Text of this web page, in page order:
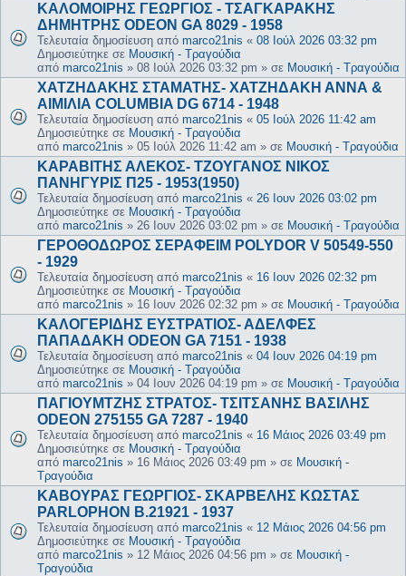
ΚΑΛΟΜΟΙΡΗΣ ΓΕΩΡΓΙΟΣ - ΤΣΑΓΚΑΡΑΚΗΣ
ΔΗΜΗΤΡΗΣ ODEON GA 8029 - 1958
Τελευταία δημοσίευση από marco21nis « 08 Ιούλ 2026 03:32 pm
Δημοσιεύτηκε σε Μουσική - Τραγούδια
από marco21nis » 08 Ιούλ 2026 03:32 pm » σε Μουσική - Τραγούδια
ΧΑΤΖΗΔΑΚΗΣ ΣΤΑΜΑΤΗΣ- ΧΑΤΖΗΔΑΚΗ ΑΝΝΑ &
ΑΙΜΙΛΙΑ COLUMBIA DG 6714 - 1948
Τελευταία δημοσίευση από marco21nis « 05 Ιούλ 2026 11:42 am
Δημοσιεύτηκε σε Μουσική - Τραγούδια
από marco21nis » 05 Ιούλ 2026 11:42 am » σε Μουσική - Τραγούδια
ΚΑΡΑΒΙΤΗΣ ΑΛΕΚΟΣ- ΤΖΟΥΓΑΝΟΣ ΝΙΚΟΣ
ΠΑΝΗΓΥΡΙΣ Π25 - 1953(1950)
Τελευταία δημοσίευση από marco21nis « 26 Ιουν 2026 03:02 pm
Δημοσιεύτηκε σε Μουσική - Τραγούδια
από marco21nis » 26 Ιουν 2026 03:02 pm » σε Μουσική - Τραγούδια
ΓΕΡΟΘΟΔΩΡΟΣ ΣΕΡΑΦΕΙΜ POLYDOR V 50549-550
- 1929
Τελευταία δημοσίευση από marco21nis « 16 Ιουν 2026 02:32 pm
Δημοσιεύτηκε σε Μουσική - Τραγούδια
από marco21nis » 16 Ιουν 2026 02:32 pm » σε Μουσική - Τραγούδια
ΚΑΛΟΓΕΡΙΔΗΣ ΕΥΣΤΡΑΤΙΟΣ- ΑΔΕΛΦΕΣ
ΠΑΠΑΔΑΚΗ ODEON GA 7151 - 1938
Τελευταία δημοσίευση από marco21nis « 04 Ιουν 2026 04:19 pm
Δημοσιεύτηκε σε Μουσική - Τραγούδια
από marco21nis » 04 Ιουν 2026 04:19 pm » σε Μουσική - Τραγούδια
ΠΑΓΙΟΥΜΤΖΗΣ ΣΤΡΑΤΟΣ- ΤΣΙΤΣΑΝΗΣ ΒΑΣΙΛΗΣ
ODEON 275155 GA 7287 - 1940
Τελευταία δημοσίευση από marco21nis « 16 Μάιος 2026 03:49 pm
Δημοσιεύτηκε σε Μουσική - Τραγούδια
από marco21nis » 16 Μάιος 2026 03:49 pm » σε Μουσική -
Τραγούδια
ΚΑΒΟΥΡΑΣ ΓΕΩΡΓΙΟΣ- ΣΚΑΡΒΕΛΗΣ ΚΩΣΤΑΣ
PARLOPHON B.21921 - 1937
Τελευταία δημοσίευση από marco21nis « 12 Μάιος 2026 04:56 pm
Δημοσιεύτηκε σε Μουσική - Τραγούδια
από marco21nis » 12 Μάιος 2026 04:56 pm » σε Μουσική -
Τραγούδια